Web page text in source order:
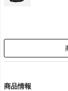
商品情報